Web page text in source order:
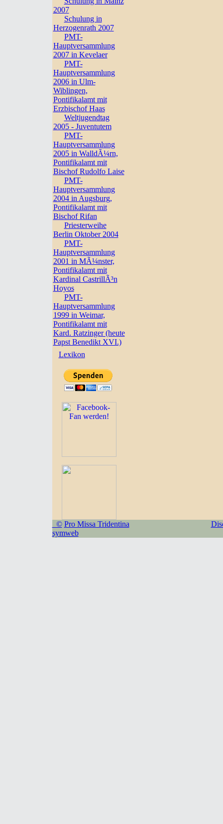
2007
Schulung in
Herzogenrath 2007
PMT-
Hauptversammlung
2007 in Kevelaer
PMT-
Hauptversammlung
2006 in Ulm-
Wiblingen,
Pontifikalamt mit
Erzbischof Haas
Weltjugendtag
2005 - Juventutem
PMT-
Hauptversammlung
2005 in WalldÃ¼rn,
Pontifikalamt mit
Bischof Rudolfo Laise
PMT-
Hauptversammlung
2004 in Augsburg,
Pontifikalamt mit
Bischof Rifan
Priesterweihe
Berlin Oktober 2004
PMT-
Hauptversammlung
2001 in MÃ¼nster,
Pontifikalamt mit
Kardinal CastrillÃ³n
Hoyos
PMT-
Hauptversammlung
1999 in Weimar,
Pontifikalamt mit
Kard. Ratzinger (heute
Papst Benedikt XVI.)
Lexikon
© Pro Missa Tridentina
symweb